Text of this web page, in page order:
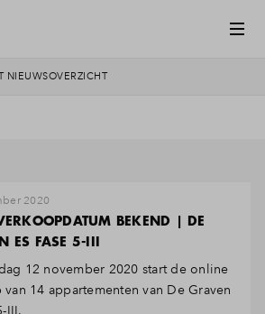
NIEUWSOVERZICHT
2020
BEKEND | DE
ES FASE 5-III
12 november 2020 start de online
14 appartementen van De Graven
III.